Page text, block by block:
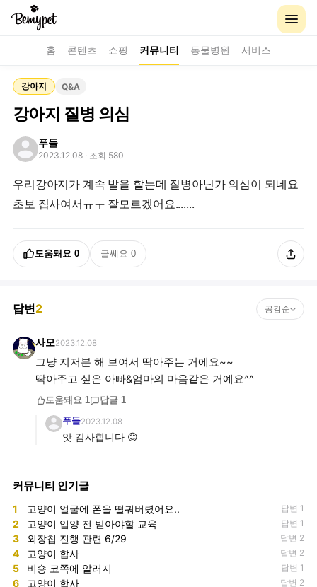
홈 콘텐츠 쇼핑 커뮤니티 동물병원 서비스
강아지 Q&A
강아지 질병 의심
푸들
2023.12.08 · 조회 580
우리강아지가 계속 발을 할는데 질병아닌가 의심이 되네요
초보 집사여서ㅠㅜ 잘모르겠어요.......
도움돼요 0 글쎄요 0
답변2 공감순
사모 2023.12.08
그냥 지저분 해 보여서 딱아주는 거에요~~
딱아주고 싶은 아빠&엄마의 마음같은 거예요^^
도움돼요 1 답글 1
푸들2023.12.08
앗 감사합니다 😊
커뮤니티 인기글
1 고양이 얼굴에 폰을 떨궈버렸어요.. 답변 1
2 고양이 입양 전 받아야할 교육 답변 1
3 외장칩 진행 관련 6/29 답변 2
4 고양이 합사 답변 2
5 비숑 코쪽에 알러지 답변 1
6 고양이 합사 답변 2